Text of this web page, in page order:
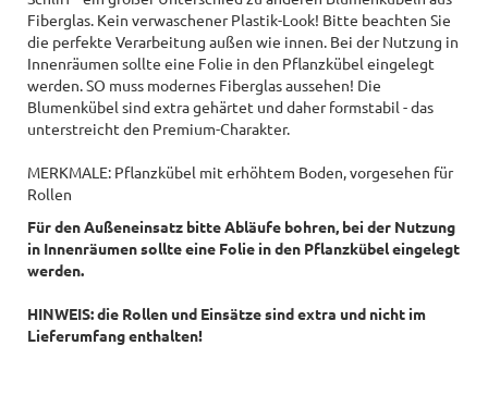
Fiberglas. Kein verwaschener Plastik-Look! Bitte beachten Sie
die perfekte Verarbeitung außen wie innen. Bei der Nutzung in
Innenräumen sollte eine Folie in den Pflanzkübel eingelegt
werden. SO muss modernes Fiberglas aussehen! Die
Blumenkübel sind extra gehärtet und daher formstabil - das
unterstreicht den Premium-Charakter.
MERKMALE: Pflanzkübel mit erhöhtem Boden, vorgesehen für
Rollen
Für den Außeneinsatz bitte Abläufe bohren, bei der Nutzung
in Innenräumen sollte eine Folie in den Pflanzkübel eingelegt
werden.
HINWEIS: die Rollen und Einsätze sind extra und nicht im
Lieferumfang enthalten!